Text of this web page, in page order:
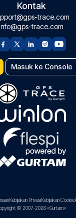
Kontak
trace.com
trace.com
Masuk ke Console
Kebijakan PrivasiKebijakan Cookie
© 2007-2026 «Gurtam»